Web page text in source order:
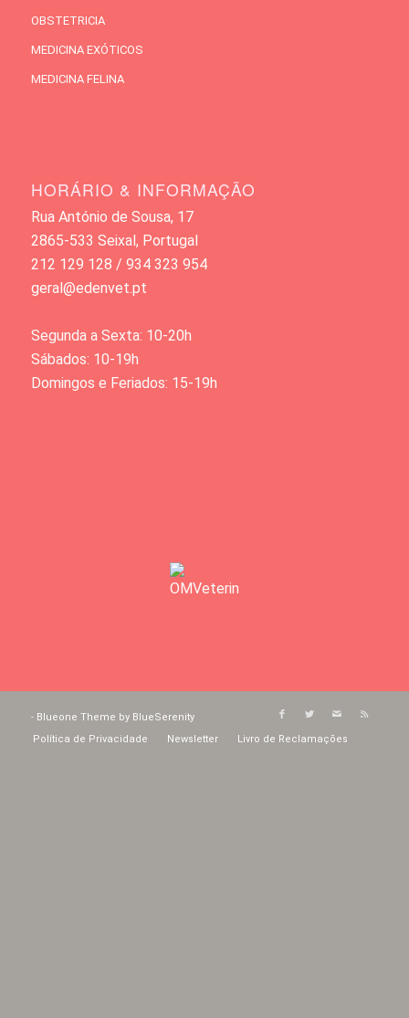
OBSTETRICIA
MEDICINA EXÓTICOS
MEDICINA FELINA
HORÁRIO & INFORMAÇÃO
Rua António de Sousa, 17
2865-533 Seixal, Portugal
212 129 128 / 934 323 954
geral@edenvet.pt
Segunda a Sexta: 10-20h
Sábados: 10-19h
Domingos e Feriados: 15-19h
- Blueone Theme by BlueSerenity
Política de Privacidade
Newsletter Livro de Reclamações